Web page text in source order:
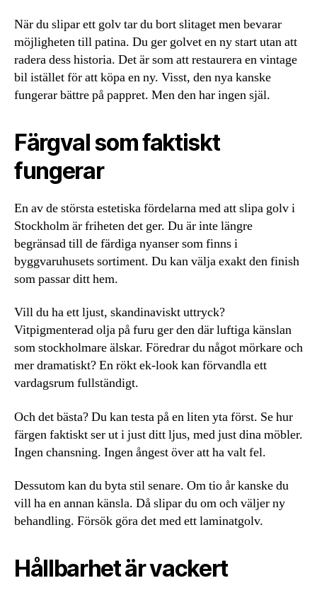
När du slipar ett golv tar du bort slitaget men bevarar
möjligheten till patina. Du ger golvet en ny start utan att
radera dess historia. Det är som att restaurera en vintage
bil istället för att köpa en ny. Visst, den nya kanske
fungerar bättre på pappret. Men den har ingen själ.
Färgval som faktiskt
fungerar
En av de största estetiska fördelarna med att slipa golv i
Stockholm är friheten det ger. Du är inte längre
begränsad till de färdiga nyanser som finns i
byggvaruhusets sortiment. Du kan välja exakt den finish
som passar ditt hem.
Vill du ha ett ljust, skandinaviskt uttryck?
Vitpigmenterad olja på furu ger den där luftiga känslan
som stockholmare älskar. Föredrar du något mörkare och
mer dramatiskt? En rökt ek-look kan förvandla ett
vardagsrum fullständigt.
Och det bästa? Du kan testa på en liten yta först. Se hur
färgen faktiskt ser ut i just ditt ljus, med just dina möbler.
Ingen chansning. Ingen ångest över att ha valt fel.
Dessutom kan du byta stil senare. Om tio år kanske du
vill ha en annan känsla. Då slipar du om och väljer ny
behandling. Försök göra det med ett laminatgolv.
Hållbarhet är vackert